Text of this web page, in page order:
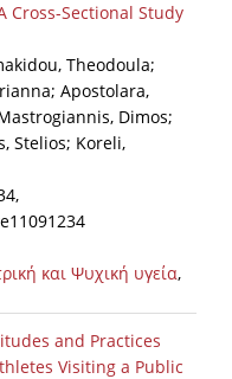
Cross-Sectional Study
Theodoula;
Apostolara,
Dimos;
Stelios; Koreli,
και Ψυχική υγεία,
and Practices
Visiting a Public